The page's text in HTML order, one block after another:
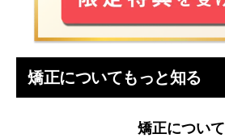
矯正についてもっと知る
矯正について